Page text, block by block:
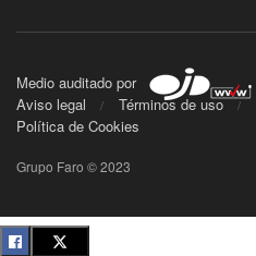
Medio auditado por
Aviso legal
Términos de uso
Política de Cookies
Grupo Faro © 2023